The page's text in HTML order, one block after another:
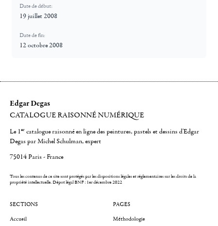
Date de début:
19 juillet 2008
Date de fin:
12 octobre 2008
Edgar Degas
CATALOGUE RAISONNÉ NUMÉRIQUE
Le 1er catalogue raisonné en ligne des peintures, pastels et dessins d'Edgar
Degas par Michel Schulman, expert
75014 Paris - France
Tous les contenus de ce site sont protégés par les dispositions légales et réglementaires sur les droits de la
propriété intellectuelle.Dépot légal BNF : 1er décembre 2022
SECTIONS
Accueil
PAGES
Méthodologie